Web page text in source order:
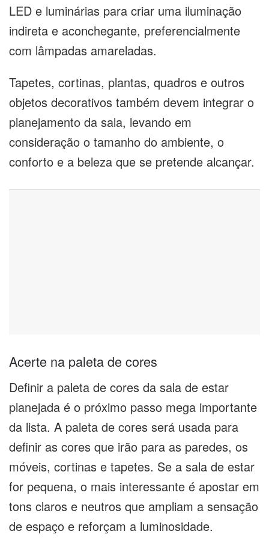
LED e luminárias para criar uma iluminação
indireta e aconchegante, preferencialmente
com lâmpadas amareladas.
Tapetes, cortinas, plantas, quadros e outros
objetos decorativos também devem integrar o
planejamento da sala, levando em
consideração o tamanho do ambiente, o
conforto e a beleza que se pretende alcançar.
Acerte na paleta de cores
Definir a paleta de cores da sala de estar
planejada é o próximo passo mega importante
da lista. A paleta de cores será usada para
definir as cores que irão para as paredes, os
móveis, cortinas e tapetes. Se a sala de estar
for pequena, o mais interessante é apostar em
tons claros e neutros que ampliam a sensação
de espaço e reforçam a luminosidade.